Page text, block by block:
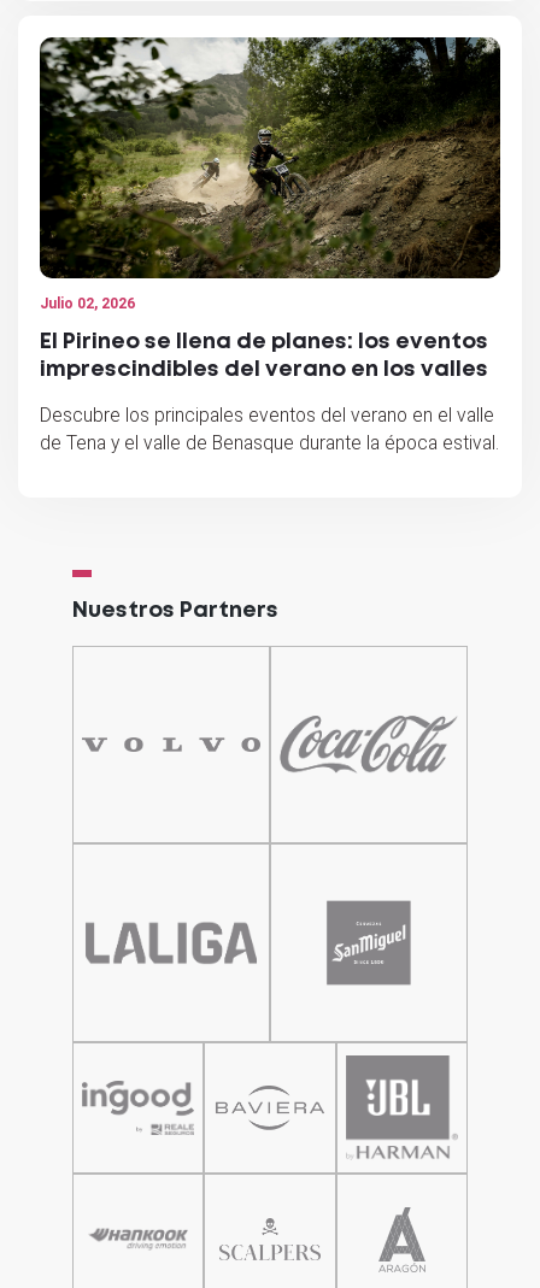
Julio 02, 2026
El Pirineo se llena de planes: los eventos
imprescindibles del verano en los valles
Descubre los principales eventos del verano en el valle
de Tena y el valle de Benasque durante la época estival.
Nuestros Partners